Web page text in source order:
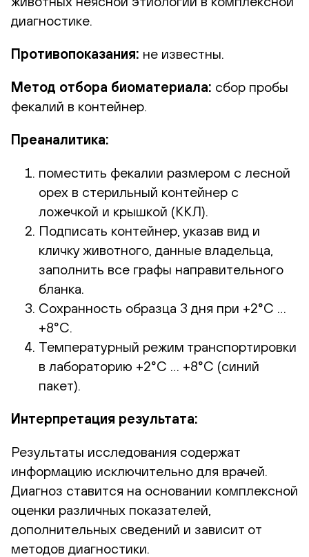
диагностике.
Противопоказания: не известны.
Метод отбора биоматериала: сбор пробы
фекалий в контейнер.
Преаналитика:
поместить фекалии размером с лесной
орех в стерильный контейнер с
ложечкой и крышкой (ККЛ).
Подписать контейнер, указав вид и
кличку животного, данные владельца,
заполнить все графы направительного
бланка.
Сохранность образца 3 дня при +2°С …
+8°С.
Температурный режим транспортировки
в лабораторию +2°С … +8°С (синий
пакет).
Интерпретация результата:
Результаты исследования содержат
информацию исключительно для врачей.
Диагноз ставится на основании комплексной
оценки различных показателей,
дополнительных сведений и зависит от
методов диагностики.